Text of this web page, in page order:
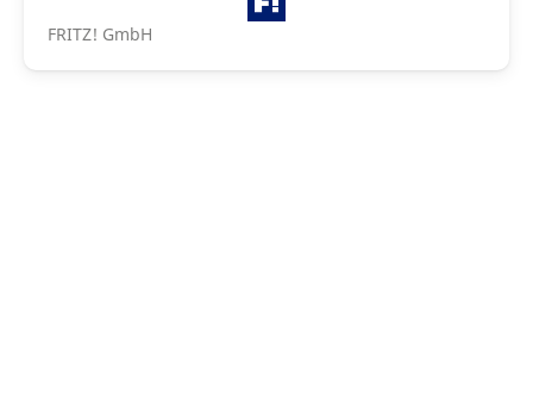
FRITZ! GmbH